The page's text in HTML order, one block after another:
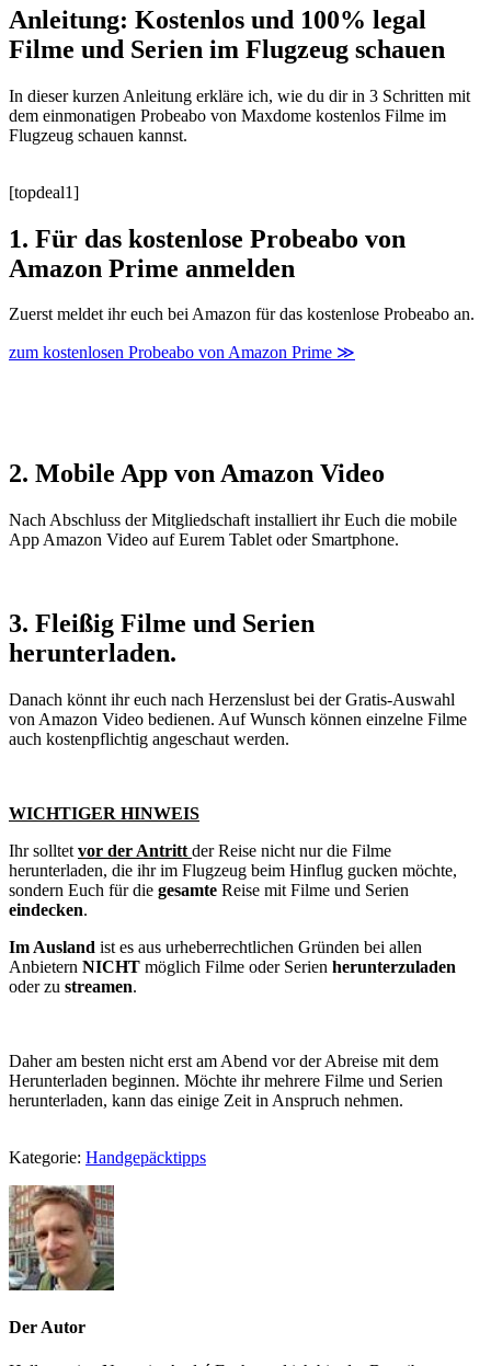
Anleitung: Kostenlos und 100% legal
Filme und Serien im Flugzeug schauen
In dieser kurzen Anleitung erkläre ich, wie du dir in 3 Schritten mit
dem einmonatigen Probeabo von Maxdome kostenlos Filme im
Flugzeug schauen kannst.
[topdeal1]
1. Für das kostenlose Probeabo von
Amazon Prime anmelden
Zuerst meldet ihr euch bei Amazon für das kostenlose Probeabo an.
zum kostenlosen Probeabo von Amazon Prime ≫
2. Mobile App von Amazon Video
Nach Abschluss der Mitgliedschaft installiert ihr Euch die mobile
App Amazon Video auf Eurem Tablet oder Smartphone.
3. Fleißig Filme und Serien
herunterladen.
Danach könnt ihr euch nach Herzenslust bei der Gratis-Auswahl
von Amazon Video bedienen. Auf Wunsch können einzelne Filme
auch kostenpflichtig angeschaut werden.
WICHTIGER HINWEIS
Ihr solltet vor der Antritt der Reise nicht nur die Filme
herunterladen, die ihr im Flugzeug beim Hinflug gucken möchte,
sondern Euch für die gesamte Reise mit Filme und Serien
eindecken.
Im Ausland ist es aus urheberrechtlichen Gründen bei allen
Anbietern NICHT möglich Filme oder Serien herunterzuladen
oder zu streamen.
Daher am besten nicht erst am Abend vor der Abreise mit dem
Herunterladen beginnen. Möchte ihr mehrere Filme und Serien
herunterladen, kann das einige Zeit in Anspruch nehmen.
Kategorie: Handgepäcktipps
Der Autor